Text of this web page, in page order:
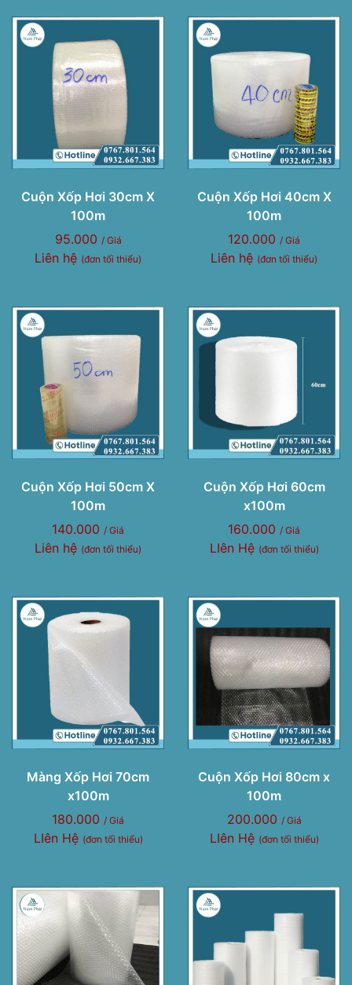
Cuộn Xốp Hơi 30cm X
100m
95.000 / Giá
Liên hệ (đơn tối thiểu)
Cuộn Xốp Hơi 40cm X
100m
120.000 / Giá
Liên hệ (đơn tối thiểu)
Cuộn Xốp Hơi 50cm X
100m
140.000 / Giá
Liên hệ (đơn tối thiểu)
Cuộn Xốp Hơi 60cm
x100m
160.000 / Giá
LIên Hệ (đơn tối thiểu)
Màng Xốp Hơi 70cm
x100m
180.000 / Giá
LIên Hệ (đơn tối thiểu)
Cuộn Xốp Hơi 80cm x
100m
200.000 / Giá
LIên Hệ (đơn tối thiểu)